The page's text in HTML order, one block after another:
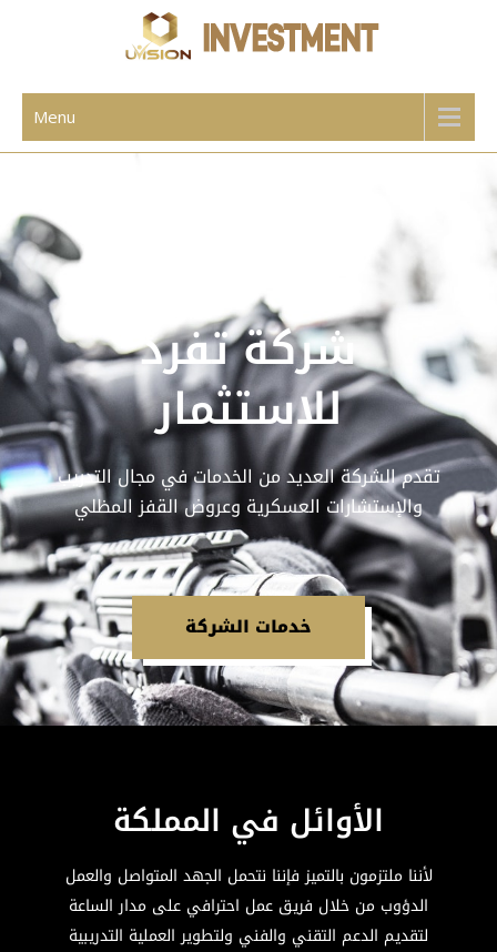
UVISION SKY
Menu
شركة تفرد
للاستثمار
تقدم الشركة العديد من الخدمات في مجال التدريب
والإستشارات العسكرية وعروض القفز المظلي
خدمات الشركة
الأوائل في المملكة
لأننا ملتزمون بالتميز فإننا نتحمل الجهد المتواصل والعمل
الدؤوب من خلال فريق عمل احترافي على مدار الساعة
لتقديم الدعم التقني والفني ولتطوير العملية التدريبية